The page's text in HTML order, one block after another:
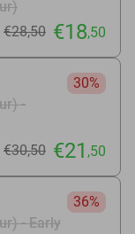
€28,50 €18,50
-
30%
€30,50 €21 ,50
- Early
36%